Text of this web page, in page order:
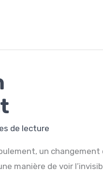
de lecture
un changement
manière de voir